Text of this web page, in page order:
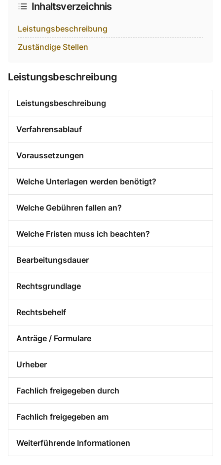
Inhaltsverzeichnis
Leistungsbeschreibung
Zuständige Stellen
Leistungsbeschreibung
Leistungsbeschreibung
Verfahrensablauf
Voraussetzungen
Welche Unterlagen werden benötigt?
Welche Gebühren fallen an?
Welche Fristen muss ich beachten?
Bearbeitungsdauer
Rechtsgrundlage
Rechtsbehelf
Anträge / Formulare
Urheber
Fachlich freigegeben durch
Fachlich freigegeben am
Weiterführende Informationen